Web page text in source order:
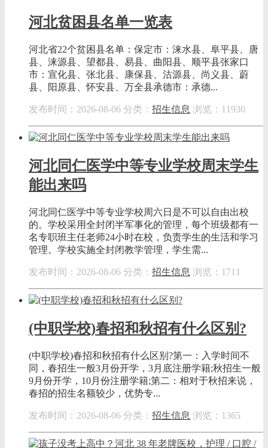
河北贫困县名单一览表
河北省22个贫困县名单：保定市：涞水县、阜平县、唐
县、涞源县、望都县、易县、曲阳县、顺平县张家口
市：宣化县、张北县、康保县、沽源县、尚义县、蔚
县、阳原县、怀安县、万全县承德市：承德...
发布时间：2026-08-06 分类： 招生信息 浏览：11930
河北同仁医学中等专业学校周末学生
能出来吗
河北同仁医学中等专业学校周六日是不可以自由出校
的。学校采用全封闭半军事化的管理，每个班级都有一
名专职班主任老师24小时在校，负责学生的生活和学习
管理。学校实施全封闭教学管理，学生需...
发布时间：2026-08-06 分类： 招生信息 浏览：1711
(中职学校)春招和秋招有什么区别?
(中职学校)春招和秋招有什么区别?第一：入学时间不
同，春招生一般3月份开学，3月底注册学籍;秋招生一般
9月份开学，10月份注册学籍;第二：相对于秋招来说，
春招的招生名额较少，优势专...
发布时间：2026-08-06 分类： 招生信息 浏览：1365